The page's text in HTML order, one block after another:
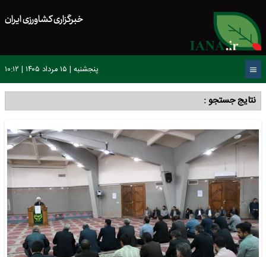
خبرگزاری کشاورزی ایران
پنجشنبه | ۱۵ مرداد ۱۴۰۵ | ۱۰:۱۲
نتایج جستجو :